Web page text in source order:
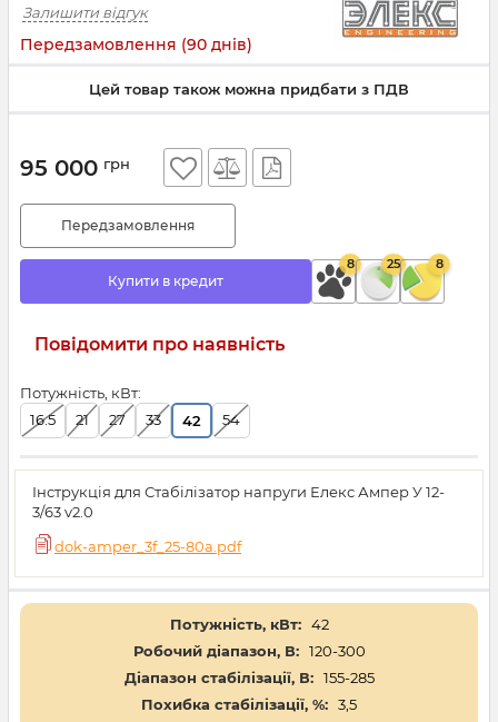
Залишити відгук
Передзамовлення (90 днів)
Цей товар також можна придбати з ПДВ
Інструкція для Стабілізатор напруги Елекс Ампер У 12-
3/63 v2.0
dok-amper_3f_25-80a.pdf
Потужність, кВт:
16.5
21 27 33 42 54
95 000 грн
Передзамовлення
Купити в кредит
8 25 8
Повідомити про наявність
Потужність, кВт: 42
Робочий діапазон, В: 120-300
Діапазон стабілізації, В: 155-285
Похибка стабілізації, %: 3,5